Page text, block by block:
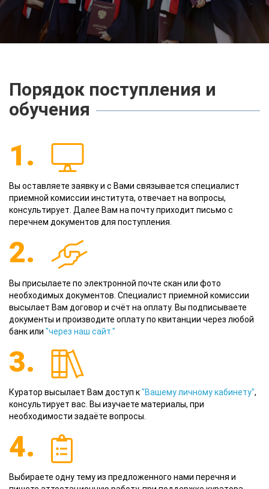
Порядок поступления и
обучения
1.
Вы оставляете заявку и с Вами связывается специалист
приемной комиссии института, отвечает на вопросы,
консультирует. Далее Вам на почту приходит письмо с
перечнем документов для поступления.
2.
Вы присылаете по электронной почте скан или фото
необходимых документов. Специалист приемной комиссии
высылает Вам договор и счёт на оплату. Вы подписываете
документы и производите оплату по квитанции через любой
банк или "через наш сайт."
3.
Куратор высылает Вам доступ к"Вашему личному кабинету",
консультирует вас. Вы изучаете материалы, при
необходимости задаёте вопросы.
4.
Выбираете одну тему из предложенного нами перечня и